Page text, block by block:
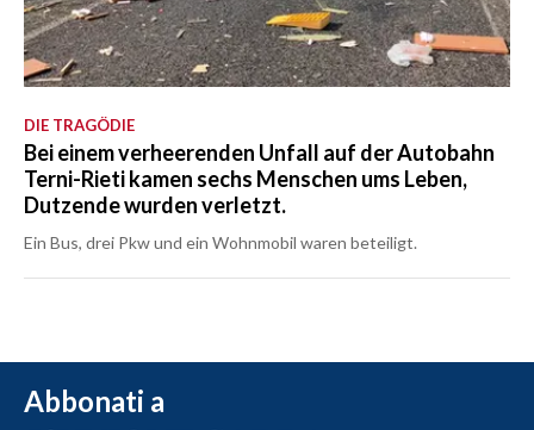
DIE TRAGÖDIE
Bei einem verheerenden Unfall auf der Autobahn
Terni-Rieti kamen sechs Menschen ums Leben,
Dutzende wurden verletzt.
Ein Bus, drei Pkw und ein Wohnmobil waren beteiligt.
Abbonati a